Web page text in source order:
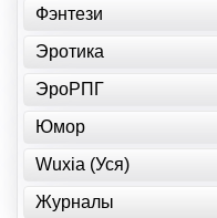
Фэнтези
Эротика
ЭроРПГ
Юмор
Wuxia (Уся)
Журналы